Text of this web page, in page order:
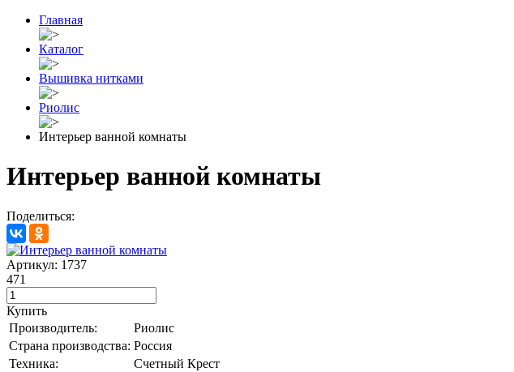
Главная
Каталог
Вышивка нитками
Риолис
Интерьер ванной комнаты
Интерьер ванной комнаты
Поделиться:
Артикул: 1737
471
Купить
Производитель:
Риолис
Страна производства: Россия
Техника:
Счетный Крест